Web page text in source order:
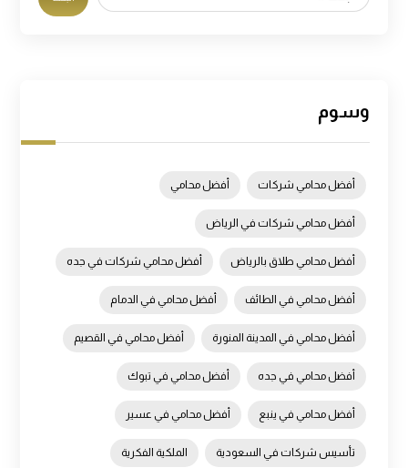
وسوم
أفضل محامي أفضل محامي شركات
أفضل محامي شركات في الرياض
أفضل محامي شركات في جده أفضل محامي طلاق بالرياض
أفضل محامي في الدمام أفضل محامي في الطائف
أفضل محامي في القصيم أفضل محامي في المدينة المنورة
أفضل محامي في تبوك أفضل محامي في جده
أفضل محامي في عسير أفضل محامي في ينبع
الملكية الفكرية تأسيس شركات في السعودية